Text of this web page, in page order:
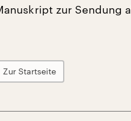
zur Sendung
Zur Startseite